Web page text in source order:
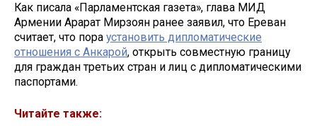
Как писала «Парламентская газета», глава МИД
Армении Арарат Мирзоян ранее заявил, что Ереван
считает, что пора установить дипломатические
отношения с Анкарой, открыть совместную границу
для граждан третьих стран и лиц с дипломатическими
паспортами.
Читайте также: